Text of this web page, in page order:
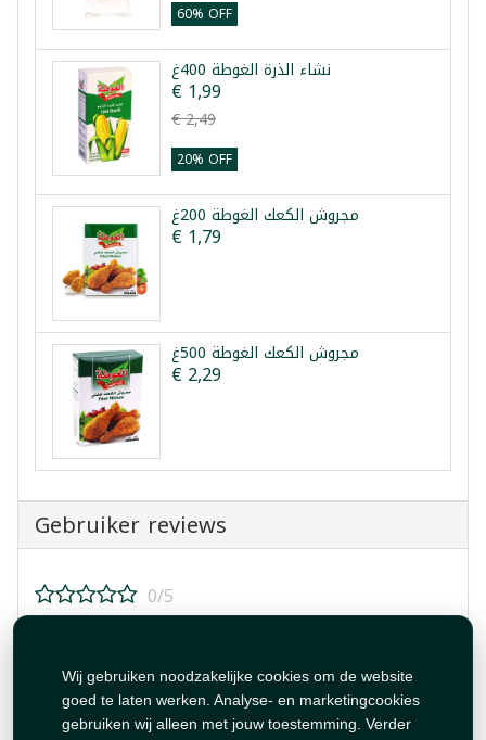
Wij gebruiken noodzakelijke cookies om de website
goed te laten werken. Analyse- en marketingcookies
gebruiken wij alleen met jouw toestemming. Verder
60% OFF
نشاء الذرة الغوطة 400غ
€ 1,99
€ 2,49
20% OFF
مجروش الكعك الغوطة 200غ
€ 1,79
مجروش الكعك الغوطة 500غ
€ 2,29
Gebruiker reviews
0/5